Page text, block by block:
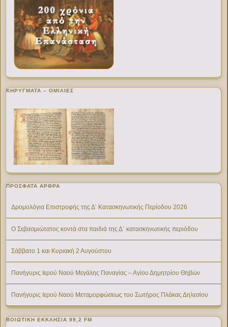
ΚΗΡΥΓΜΑΤΑ – ΟΜΙΛΙΕΣ
ΠΡΌΣΦΑΤΑ ΆΡΘΡΑ
Δρομολόγια Επιστροφής της Δ’ Κατασκηνωτικής Περίοδου 2026
Ο Σεβασμιώτατος κοντά στα παιδιά της Δ΄ κατασκηνωτικής περιόδου
Σάββατο 1 και Κυριακή 2 Αυγούστου
Πανήγυρις Ιερού Ναού Μεγάλης Παναγίας – Αγίου Δημητρίου Θηβών
Πανήγυρις Ιερού Ναού Μεταμορφώσεως του Σωτήρος Πλάκας Δηλεσίου
ΒΟΙΩΤΙΚΉ ΕΚΚΛΗΣΊΑ 99,2 FM